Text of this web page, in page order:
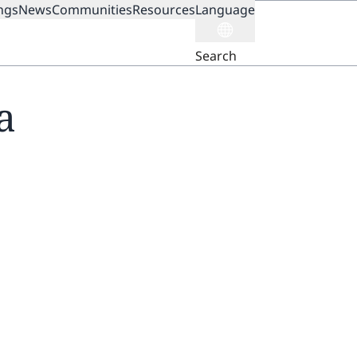
NewsCommunitiesResourcesLanguage
Search